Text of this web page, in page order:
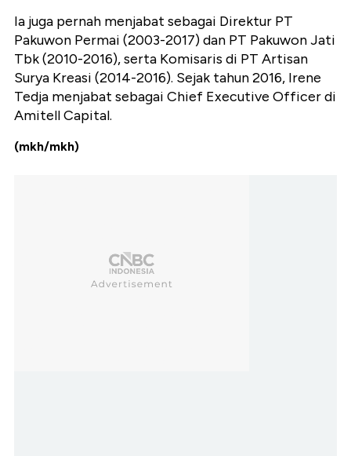
Ia juga pernah menjabat sebagai Direktur PT
Pakuwon Permai (2003-2017) dan PT Pakuwon Jati
Tbk (2010-2016), serta Komisaris di PT Artisan
Surya Kreasi (2014-2016). Sejak tahun 2016, Irene
Tedja menjabat sebagai Chief Executive Officer di
Amitell Capital.
(mkh/mkh)